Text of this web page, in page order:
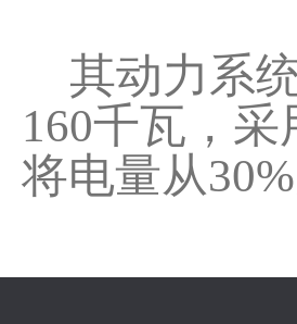
其动力系
160千瓦，
将电量从